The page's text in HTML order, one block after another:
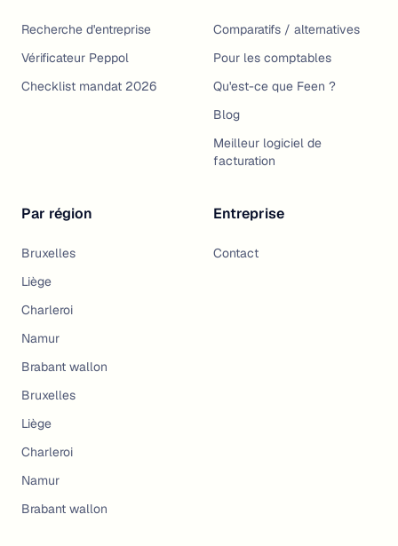
Recherche d'entreprise
Vérificateur Peppol
Checklist mandat 2026
Comparatifs / alternatives
Pour les comptables
Qu'est-ce que Feen ?
Blog
Meilleur logiciel de
facturation
Par région
Bruxelles
Liège
Charleroi
Namur
Brabant wallon
Bruxelles
Liège
Charleroi
Namur
Brabant wallon
Entreprise
Contact